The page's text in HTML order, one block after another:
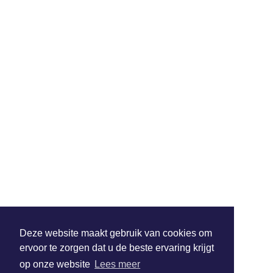
Deze website maakt gebruik van cookies om
ervoor te zorgen dat u de beste ervaring krijgt
op onze website Lees meer